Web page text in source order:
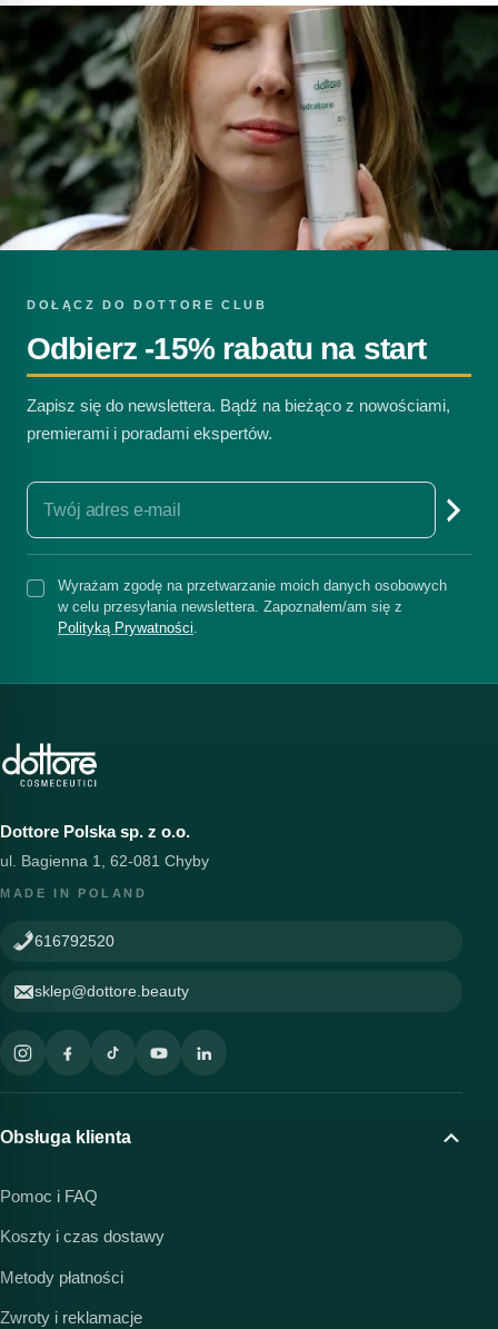
DOŁĄCZ DO DOTTORE CLUB
Odbierz -15% rabatu na start
Zapisz się do newslettera. Bądź na bieżąco z nowościami,
premierami i poradami ekspertów.
Wyrażam zgodę na przetwarzanie moich danych osobowych
w celu przesyłania newslettera. Zapoznałem/am się z
Polityką Prywatności.
Dottore Polska sp. z o.o.
ul. Bagienna 1, 62-081 Chyby
MADE IN POLAND
616792520
sklep@dottore.beauty
Obsługa klienta
Pomoc i FAQ
Koszty i czas dostawy
Metody płatności
Zwroty i reklamacje